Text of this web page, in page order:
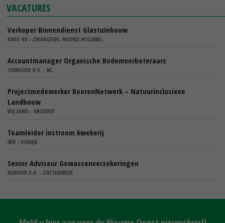
VACATURES
Verkoper Binnendienst Glastuinbouw
KARO BV - ZWAAGDIJK, NOORD-HOLLAND,
Accountmanager Organische Bodemverbeteraars
COMGOED B.V. - NL
Projectmedewerker BoerenNetwerk – Natuurinclusieve
Landbouw
WIJ.LAND - ABCOUDE
Teamleider instroom kwekerij
IBN - SCHAIJK
Senior Adviseur Gewassenverzekeringen
AGRIVER U.A. - ZOETERMEER